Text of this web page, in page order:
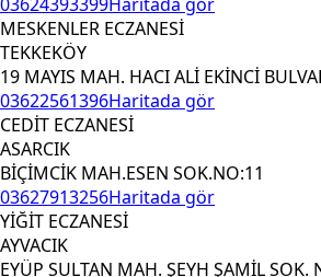
MESKENLER ECZANESİ
TEKKEKÖY
19 MAYIS MAH. HACI ALİ EKİNCİ
03622561396Haritada gör
CEDİT ECZANESİ
ASARCIK
BİÇİMCİK MAH.ESEN SOK.NO:11
03627913256Haritada gör
YİĞİT ECZANESİ
AYVACIK
EYÜP SULTAN MAH. ŞEYH ŞAMİL SOK.